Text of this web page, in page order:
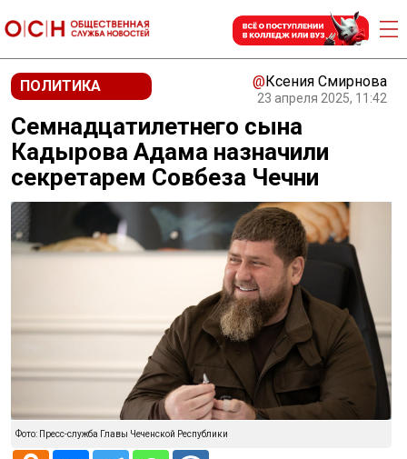
ПОЛИТИКА @Ксения Смирнова
23 апреля 2025, 11:42
Семнадцатилетнего сына
Кадырова Адама назначили
секретарем Совбеза Чечни
Фото: Пресс-служба Главы Чеченской Республики